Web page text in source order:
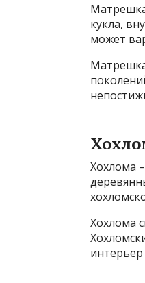
кукла,
может
Хохлома
Хохлома